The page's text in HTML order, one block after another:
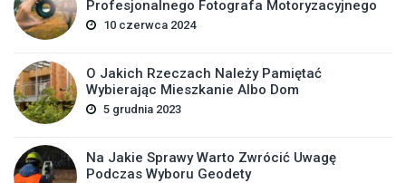
Profesjonalnego Fotografa Motoryzacyjnego
10 czerwca 2024
O Jakich Rzeczach Należy Pamiętać
Wybierając Mieszkanie Albo Dom
5 grudnia 2023
Na Jakie Sprawy Warto Zwrócić Uwagę
Podczas Wyboru Geodety